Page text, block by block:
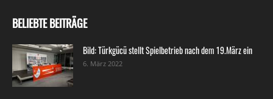
BELIEBTE BEITRÄGE
Bild: Türkgücü stellt Spielbetrieb nach dem 19.März ein
6. März 2022